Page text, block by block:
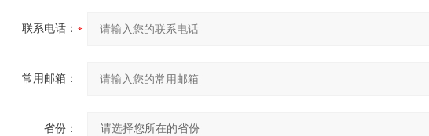
联系电话：
常用邮箱：
省份：